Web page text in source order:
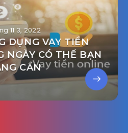
11 3, 2022
DỤNG VAY TIỀN
NGÀY CÓ THỂ BẠN
CẦN